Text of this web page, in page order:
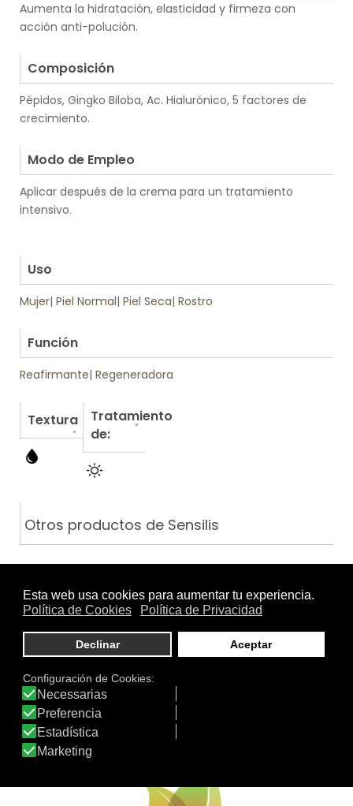
Aumenta la hidratación, elasticidad y firmeza con
acción anti-polución.
Composición
Pépidos, Gingko Biloba, Ac. Hialurónico, 5 factores de
crecimiento.
Modo de Empleo
Aplicar después de la crema para un tratamiento
intensivo.
Uso
Mujer| Piel Normal| Piel Seca| Rostro
Función
Reafirmante| Regeneradora
Textura
Tratamiento
de:
Otros productos de Sensilis
NIGHT TREATMENT [MASCARA]